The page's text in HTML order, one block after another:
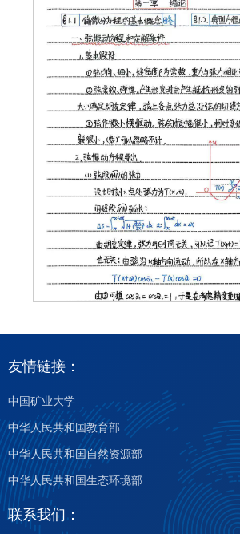
友情链接：
中国矿业大学
中华人民共和国教育部
中华人民共和国自然资源部
中华人民共和国生态环境部
联系我们：